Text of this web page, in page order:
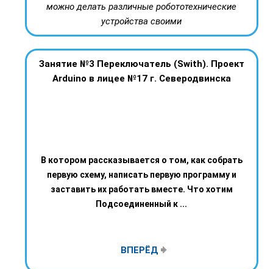
можно делать различные робототехнические
устройства своими
Занятие №3 Переключатель (Swith). Проект
Arduino в лицее №17 г. Северодвинска
В котором рассказывается о том, как собрать
первую схему, написать первую программу и
заставить их работать вместе. Что хотим
Подсоединенный к ...
ВПЕРЁД